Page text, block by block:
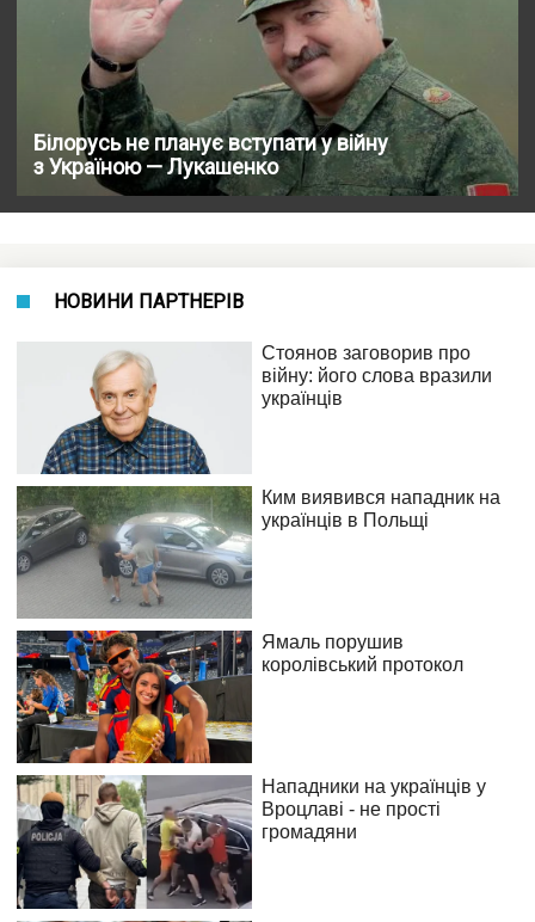
Білорусь не планує вступати у війну
з Україною — Лукашенко
НОВИНИ ПАРТНЕРІВ